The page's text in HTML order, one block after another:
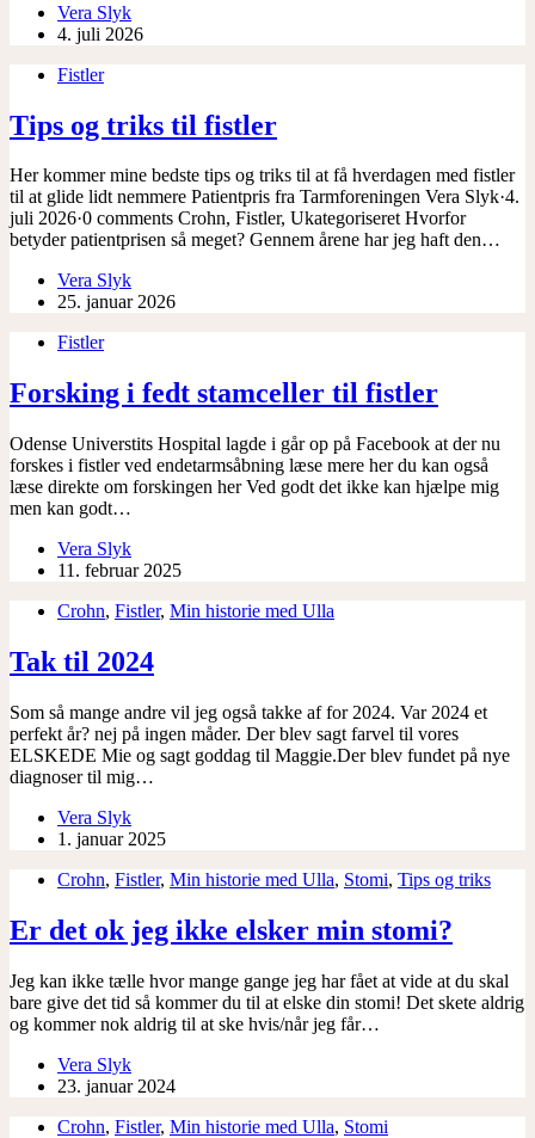
Vera Slyk
4. juli 2026
Fistler
Tips og triks til fistler
Her kommer mine bedste tips og triks til at få hverdagen med fistler
til at glide lidt nemmere Patientpris fra Tarmforeningen Vera Slyk·4.
juli 2026·0 comments Crohn, Fistler, Ukategoriseret Hvorfor
betyder patientprisen så meget? Gennem årene har jeg haft den…
Vera Slyk
25. januar 2026
Fistler
Forsking i fedt stamceller til fistler
Odense Universtits Hospital lagde i går op på Facebook at der nu
forskes i fistler ved endetarmsåbning læse mere her du kan også
læse direkte om forskingen her Ved godt det ikke kan hjælpe mig
men kan godt…
Vera Slyk
11. februar 2025
Crohn, Fistler, Min historie med Ulla
Tak til 2024
Som så mange andre vil jeg også takke af for 2024. Var 2024 et
perfekt år? nej på ingen måder. Der blev sagt farvel til vores
ELSKEDE Mie og sagt goddag til Maggie.Der blev fundet på nye
diagnoser til mig…
Vera Slyk
1. januar 2025
Crohn, Fistler, Min historie med Ulla, Stomi, Tips og triks
Er det ok jeg ikke elsker min stomi?
Jeg kan ikke tælle hvor mange gange jeg har fået at vide at du skal
bare give det tid så kommer du til at elske din stomi! Det skete aldrig
og kommer nok aldrig til at ske hvis/når jeg får…
Vera Slyk
23. januar 2024
Crohn, Fistler, Min historie med Ulla, Stomi